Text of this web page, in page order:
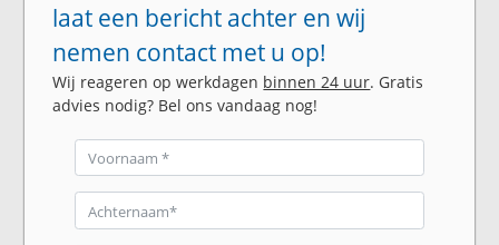
laat een bericht achter en wij
nemen contact met u op!
Wij reageren op werkdagen binnen 24 uur. Gratis
advies nodig? Bel ons vandaag nog!